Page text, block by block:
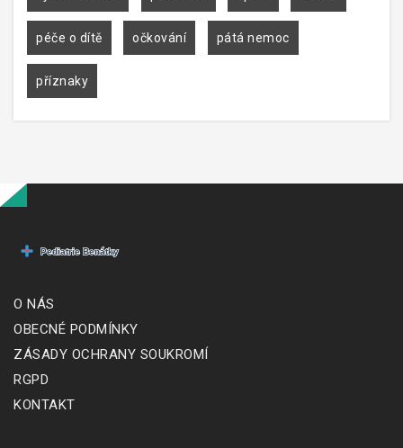
péče o dítě očkování pátá nemoc
příznaky
O NÁS
OBECNÉ PODMÍNKY
ZÁSADY OCHRANY SOUKROMÍ
RGPD
KONTAKT